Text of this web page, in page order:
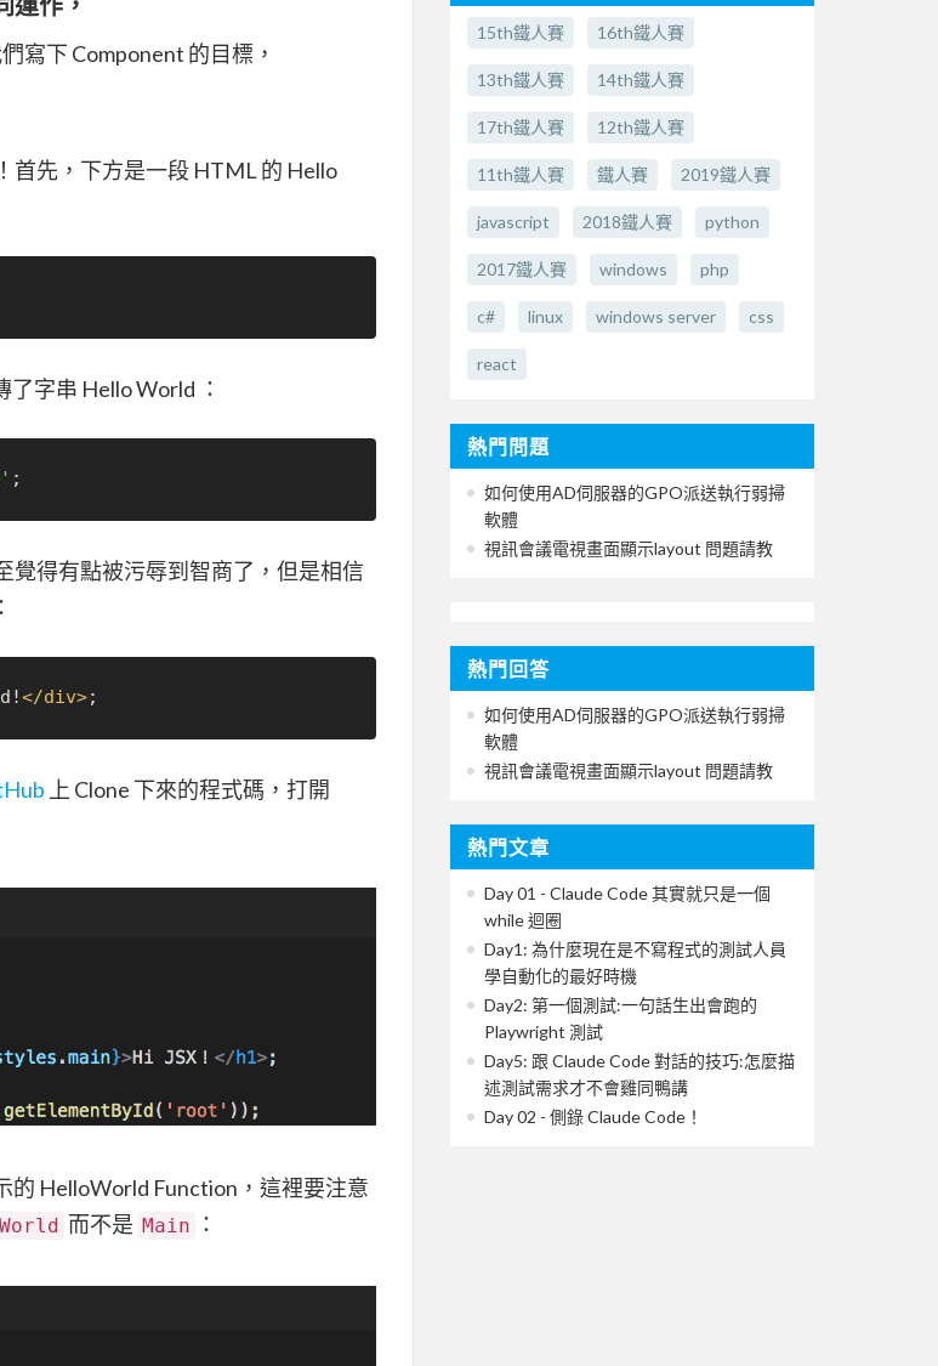
寫下 Component 的目標，
首先，下方是一段 HTML 的 Hello
字串 Hello World ：
覺得有點被污辱到智商了，但是相信
</div>
上 Clone 下來的程式碼，打開
的 HelloWorld Function，這裡要注意
而不是 Main ：
15th鐵人賽 16th鐵人賽
13th鐵人賽 14th鐵人賽
17th鐵人賽 12th鐵人賽
11th鐵人賽 鐵人賽 2019鐵人賽
javascript 2018鐵人賽 python
2017鐵人賽 windows php
c# linux windows server css
react
熱門問題
如何使用AD伺服器的GPO派送執行弱掃
軟體
視訊會議電視畫面顯示layout 問題請教
熱門回答
如何使用AD伺服器的GPO派送執行弱掃
軟體
視訊會議電視畫面顯示layout 問題請教
熱門文章
Day 01 - Claude Code 其實就只是一個
while 迴圈
Day1: 為什麼現在是不寫程式的測試人員
學自動化的最好時機
Day2: 第一個測試:一句話生出會跑的
Playwright 測試
Day5: 跟 Claude Code 對話的技巧:怎麼描
述測試需求才不會雞同鴨講
Day 02 - 側錄 Claude Code！